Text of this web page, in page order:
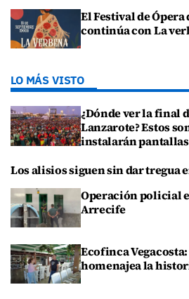
El Festival de
continúa con La
LO MÁS VISTO
¿Dónde ver la final
Lanzarote? Estos
instalarán
Los alisios siguen sin dar tregua
Operación policial
Arrecife
Ecofinca
homenajea la